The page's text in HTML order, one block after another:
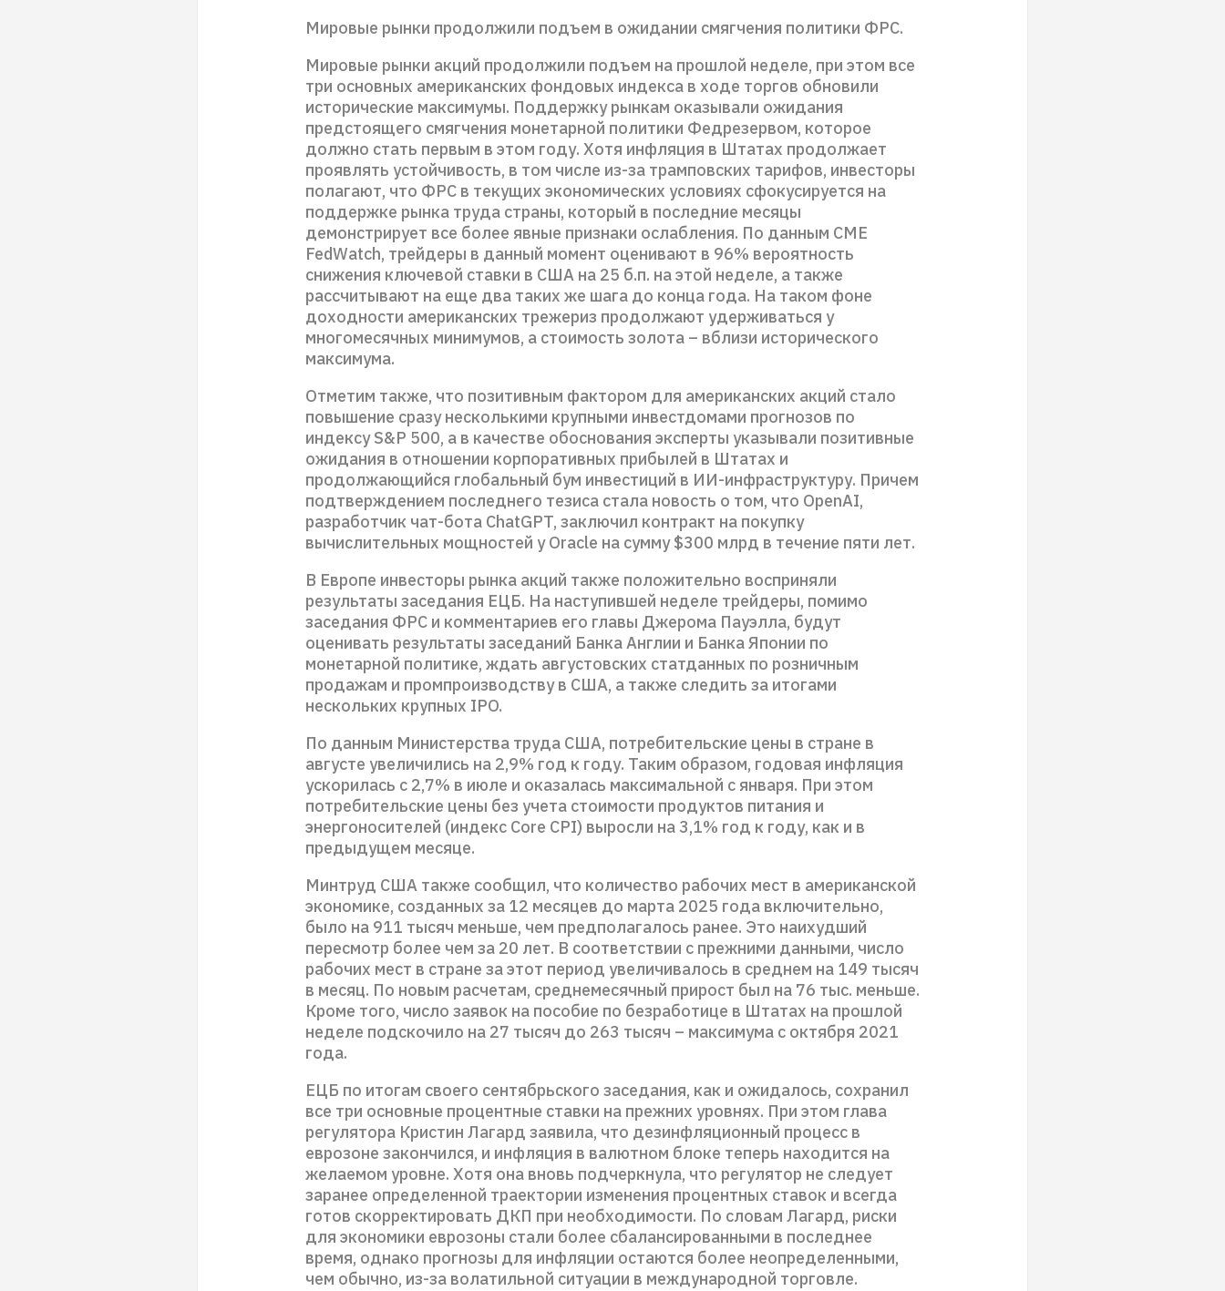
Мировые рынки продолжили подъем в ожидании смягчения политики ФРС.
Мировые рынки акций продолжили подъем на прошлой неделе, при этом все
три основных американских фондовых индекса в ходе торгов обновили
исторические максимумы. Поддержку рынкам оказывали ожидания
предстоящего смягчения монетарной политики Федрезервом, которое
должно стать первым в этом году. Хотя инфляция в Штатах продолжает
проявлять устойчивость, в том числе из-за трамповских тарифов, инвесторы
полагают, что ФРС в текущих экономических условиях сфокусируется на
поддержке рынка труда страны, который в последние месяцы
демонстрирует все более явные признаки ослабления. По данным CME
FedWatch, трейдеры в данный момент оценивают в 96% вероятность
снижения ключевой ставки в США на 25 б.п. на этой неделе, а также
рассчитывают на еще два таких же шага до конца года. На таком фоне
доходности американских трежериз продолжают удерживаться у
многомесячных минимумов, а стоимость золота – вблизи исторического
максимума.
Отметим также, что позитивным фактором для американских акций стало
повышение сразу несколькими крупными инвестдомами прогнозов по
индексу S&P 500, а в качестве обоснования эксперты указывали позитивные
ожидания в отношении корпоративных прибылей в Штатах и
продолжающийся глобальный бум инвестиций в ИИ-инфраструктуру. Причем
подтверждением последнего тезиса стала новость о том, что OpenAI,
разработчик чат-бота ChatGPT, заключил контракт на покупку
вычислительных мощностей у Oracle на сумму $300 млрд в течение пяти лет.
В Европе инвесторы рынка акций также положительно восприняли
результаты заседания ЕЦБ. На наступившей неделе трейдеры, помимо
заседания ФРС и комментариев его главы Джерома Пауэлла, будут
оценивать результаты заседаний Банка Англии и Банка Японии по
монетарной политике, ждать августовских статданных по розничным
продажам и промпроизводству в США, а также следить за итогами
нескольких крупных IPO.
По данным Министерства труда США, потребительские цены в стране в
августе увеличились на 2,9% год к году. Таким образом, годовая инфляция
ускорилась с 2,7% в июле и оказалась максимальной с января. При этом
потребительские цены без учета стоимости продуктов питания и
энергоносителей (индекс Core CPI) выросли на 3,1% год к году, как и в
предыдущем месяце.
Минтруд США также сообщил, что количество рабочих мест в американской
экономике, созданных за 12 месяцев до марта 2025 года включительно,
было на 911 тысяч меньше, чем предполагалось ранее. Это наихудший
пересмотр более чем за 20 лет. В соответствии с прежними данными, число
рабочих мест в стране за этот период увеличивалось в среднем на 149 тысяч
в месяц. По новым расчетам, среднемесячный прирост был на 76 тыс. меньше.
Кроме того, число заявок на пособие по безработице в Штатах на прошлой
неделе подскочило на 27 тысяч до 263 тысяч – максимума с октября 2021
года.
ЕЦБ по итогам своего сентябрьского заседания, как и ожидалось, сохранил
все три основные процентные ставки на прежних уровнях. При этом глава
регулятора Кристин Лагард заявила, что дезинфляционный процесс в
еврозоне закончился, и инфляция в валютном блоке теперь находится на
желаемом уровне. Хотя она вновь подчеркнула, что регулятор не следует
заранее определенной траектории изменения процентных ставок и всегда
готов скорректировать ДКП при необходимости. По словам Лагард, риски
для экономики еврозоны стали более сбалансированными в последнее
время, однако прогнозы для инфляции остаются более неопределенными,
чем обычно, из-за волатильной ситуации в международной торговле.